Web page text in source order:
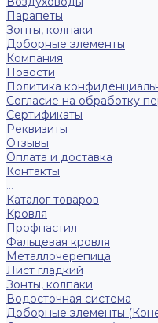
Парапеты
Зонты, колпаки
Доборные элементы
Компания
Новости
Политика
Согласие на обработку
Сертификаты
Реквизиты
Отзывы
Оплата и доставка
Контакты
...
Каталог товаров
Кровля
Профнастил
Фальцевая кровля
Металлочерепица
Лист гладкий
Зонты, колпаки
Водосточная система
Доборные элементы